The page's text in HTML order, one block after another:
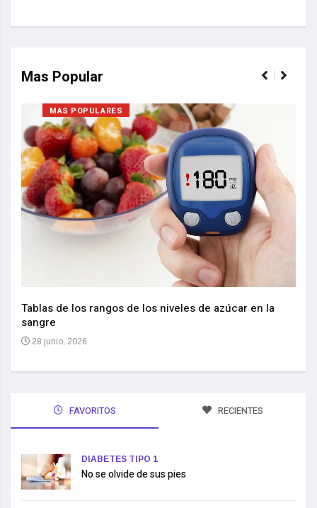
Mas Popular
MAS POPULARES
Tablas de los rangos de los niveles de azúcar en la
sangre
28 junio, 2026
FAVORITOS RECIENTES
DIABETES TIPO 1
No se olvide de sus pies